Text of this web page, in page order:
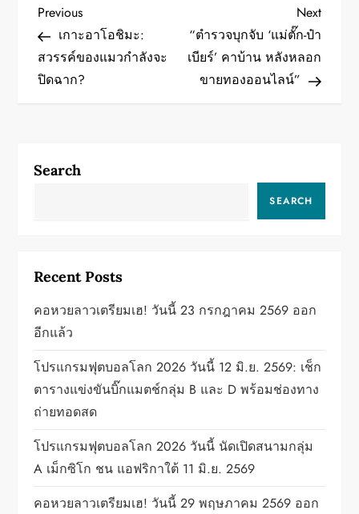
P
o
s
n
i
g
a
t
i
o
n
Previous
Post
Previous
เกาะอาโอชิมะ:
สวรรค์ของแมวกำลังจะ
ปิดฉาก?
Next
Post
Next
“ตำรวจบุกจับ ‘แม่ตั๊ก-ป๋า
เบียร์’ คาบ้าน หลังหลอก
ขายทองออนไลน์”
Search
SEARCH
Recent Posts
คอหวยลาวเตรียมเฮ! วันนี้ 23 กรกฎาคม 2569 ออก
อีกแล้ว
โปรแกรมฟุตบอลโลก 2026 วันนี้ 12 มิ.ย. 2569: เช็ก
ตารางแข่งขันบิ๊กแมตช์กลุ่ม B และ D พร้อมช่องทาง
ถ่ายทอดสด
โปรแกรมฟุตบอลโลก 2026 วันนี้ นัดเปิดสนามกลุ่ม
A เม็กซิโก ชน แอฟริกาใต้ 11 มิ.ย. 2569
คอหวยลาวเตรียมเฮ! วันนี้ 29 พฤษภาคม 2569 ออก